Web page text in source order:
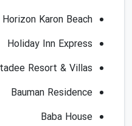
Horizon Karon Beach
Holiday Inn Express
Resort & Villas
Bauman Residence
Baba House